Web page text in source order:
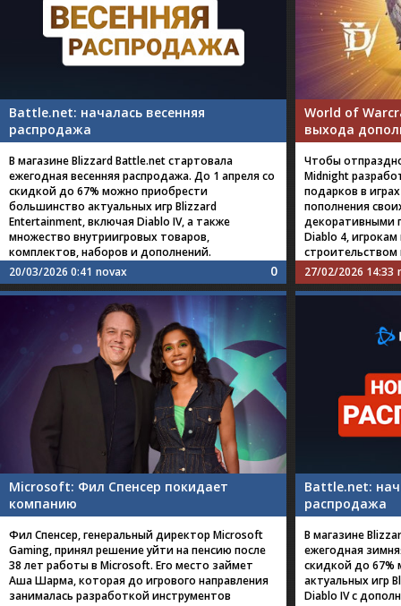
Battle.net: началась весенняя
распродажа
В магазине Blizzard Battle.net стартовала
ежегодная весенняя распродажа. До 1 апреля со
скидкой до 67% можно приобрести
большинство актуальных игр Blizzard
Entertainment, включая Diablo IV, а также
множество внутриигровых товаров,
комплектов, наборов и дополнений.
20/03/2026 0:41 novax 0
World of
выхода
Чтобы
Midnight
подарков в
пополнения
декоративными
Diablo 4,
строительством
27/02/2026 14:33
Microsoft: Фил Спенсер покидает
компанию
Фил Спенсер, генеральный директор Microsoft
Gaming, принял решение уйти на пенсию после
38 лет работы в Microsoft. Его место займет
Аша Шарма, которая до игрового направления
занималась разработкой инструментов
Battle.net:
распродажа
В магазине
ежегодная
скидкой до 67%
актуальных игр
Diablo IV с